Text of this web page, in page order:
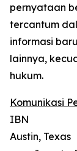
pernyataan
tercantum
informasi
lainnya,
hukum.
Komunikasi
IBN
Austin, Texas